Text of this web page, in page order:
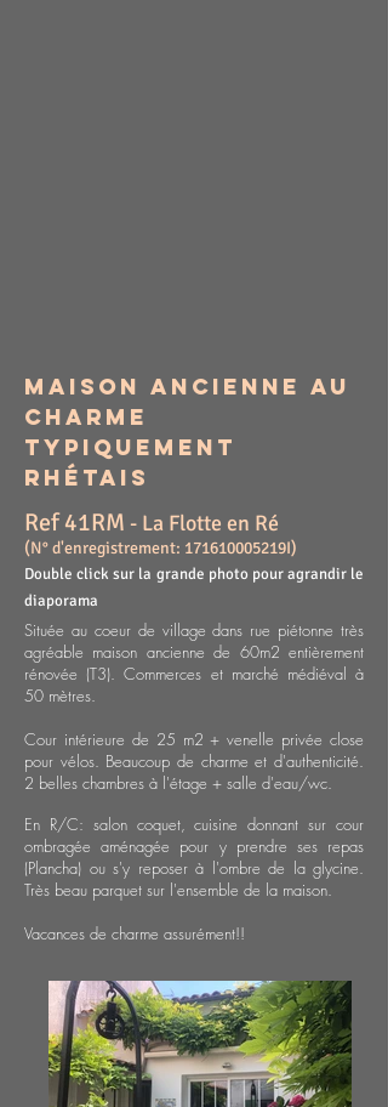
Maison ancienne au
charme
typiquement
rhétais
Ref 41RM - La Flotte en Ré
(N° d'enregistrement: 171610005219I)
Double click sur la grande photo pour agrandir le
diaporama
Située au coeur de village dans rue piétonne très
agréable maison ancienne de 60m2 entièrement
rénovée (T3). Commerces et marché médiéval à
50 mètres.
Cour intérieure de 25 m2 + venelle privée close
pour vélos. Beaucoup de charme et d'authenticité.
2 belles chambres à l'étage + salle d'eau/wc.
En R/C: salon coquet, cuisine donnant sur cour
ombragée aménagée pour y prendre ses repas
(Plancha) ou s'y reposer à l'ombre de la glycine.
Très beau parquet sur l'ensemble de la maison.
Vacances de charme assurément!!